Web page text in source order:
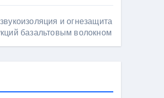
и огнезащита
базальтовым волокном